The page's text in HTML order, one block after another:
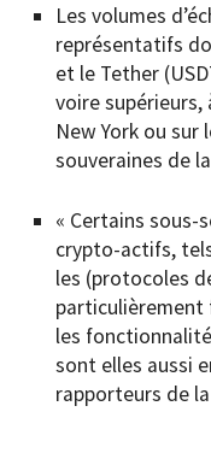
Les volumes
représentatifs
et le Tether
voire supérieurs,
New York ou
souveraines de
« Certains sous-
crypto-actifs,
les (protocoles
particulièrement
les
sont elles aussi
rapporteurs de la